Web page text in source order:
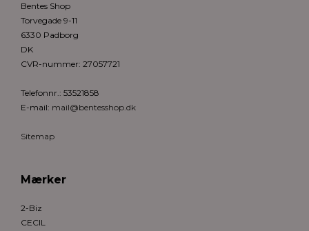
Bentes Shop
Torvegade 9-11
6330 Padborg
DK
CVR-nummer: 27057721
Telefonnr.: 53521858
E-mail: mail@bentesshop.dk
Sitemap
Mærker
2-Biz
CECIL